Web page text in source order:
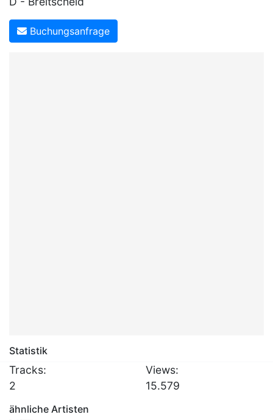
Buchungsanfrage
Statistik
Tracks:
2
Views:
15.579
ähnliche Artisten